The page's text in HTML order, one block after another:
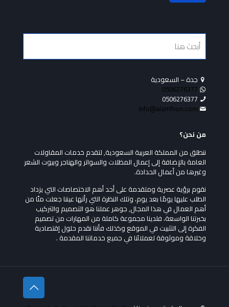
جدة – السعودية
0506276377
0506276377
info@alamfnon.com
من نحن؟
ننطلق من المملكة العربية السعودية, لتقدم خدمات المقاولات
العامة بالإضافة إلى إعمال المظلات والسواتر والهناجر وبيوت الشعر
وغيرها من أعمال الحدادة.
نقوم برؤية عصرية ومتقدمة على أحد أهم الاختصاصات التي يزداد
الطلب عليها يومًا بعد يوم، وتلك النظرة التي رأتها عيننا جعلت منّا من
أهم العمال في هذا المجال, جوهر عملنا هو التصميم والتركيب
بخبرتنا الواسعة، فلدينا مجموعة كاملة من المهارات من تصميم
الفكرة إلى التثبيت في الموقع وكذلك فأننا نقدم حلول إقتصادية
وخلاقة وموثوقة لعملائنا في جميع خدماتنا المقدمة .